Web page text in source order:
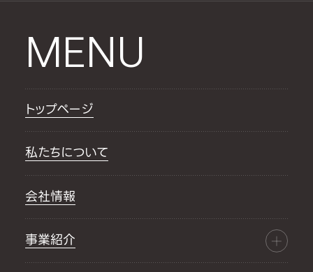
MENU
トップページ
私たちについて
会社情報
事業紹介